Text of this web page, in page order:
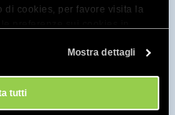
di cookies, per favore visita la
Mostra dettagli
tutti